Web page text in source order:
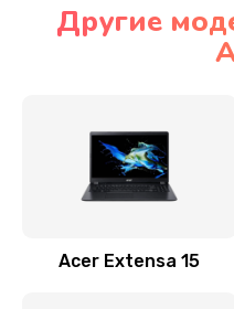
Замена
Другие
Acer Extensa 15